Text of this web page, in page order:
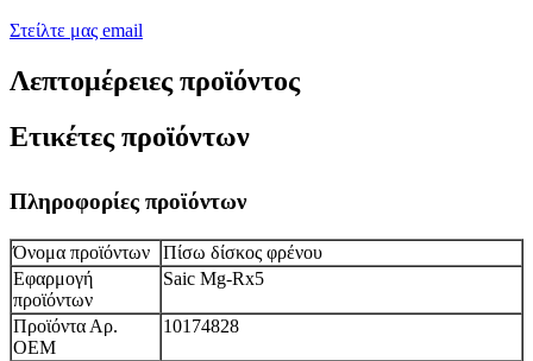
Στείλτε μας email
Λεπτομέρειες προϊόντος
Ετικέτες προϊόντων
Πληροφορίες προϊόντων
Όνομα προϊόντων
Πίσω δίσκος φρένου
Εφαρμογή
προϊόντων
Saic Mg-Rx5
Προϊόντα Αρ.
ΟΕΜ
10174828